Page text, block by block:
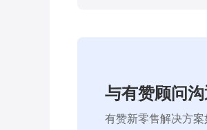
与有赞顾问
有赞新零售解决方